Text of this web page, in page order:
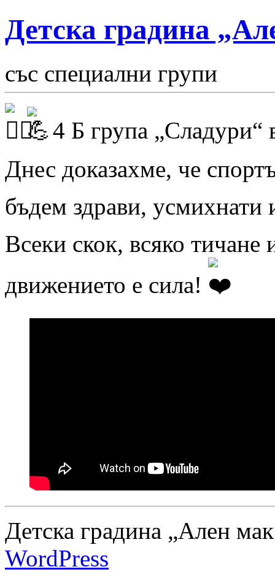
Детска градина
със специални групи
4 Б група „Сладури“
Днес доказахме, че
бъдем здрави, усмихнати
Всеки скок, всяко
движението е сила!
Детска градина „Ален
WordPress